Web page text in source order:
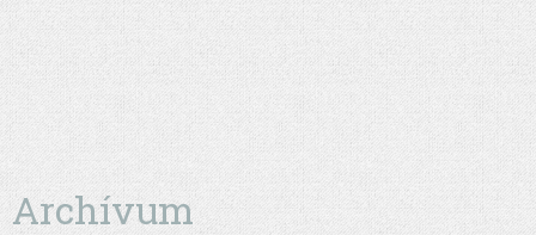
Archívum